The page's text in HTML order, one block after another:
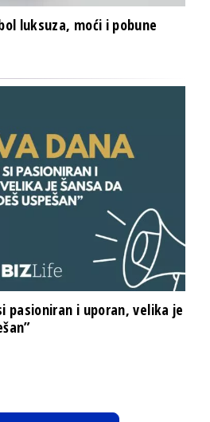
luksuza, moći i pobune
pasioniran i uporan, velika je